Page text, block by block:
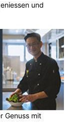
und
Genuss mit